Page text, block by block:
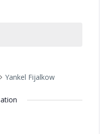
Yankel Fijalkow